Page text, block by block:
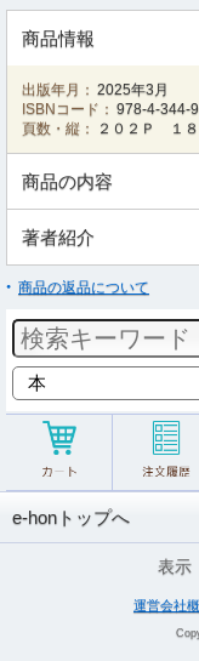
商品情報
出版年月： 2025年3月
ISBNコード： 978-4-344-
頁数・縦：
２０２Ｐ １
商品の内容
著者紹介
商品の返品について
e-honトップへ
表示
運営会社